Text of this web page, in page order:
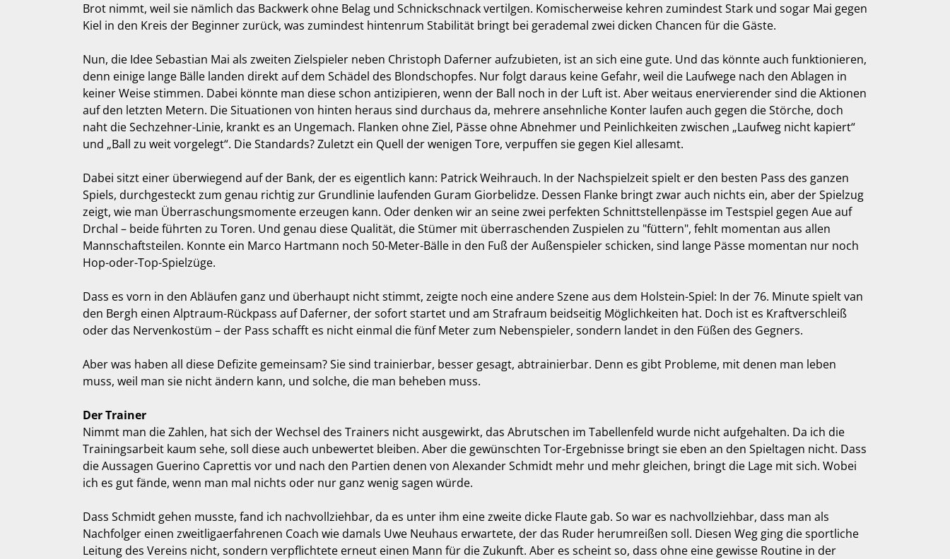
Brot nimmt, weil sie nämlich das Backwerk ohne Belag und Schnickschnack vertilgen. Komischerweise kehren zumindest Stark und sogar Mai gegen
Kiel in den Kreis der Beginner zurück, was zumindest hintenrum Stabilität bringt bei gerademal zwei dicken Chancen für die Gäste.
Nun, die Idee Sebastian Mai als zweiten Zielspieler neben Christoph Daferner aufzubieten, ist an sich eine gute. Und das könnte auch funktionieren,
denn einige lange Bälle landen direkt auf dem Schädel des Blondschopfes. Nur folgt daraus keine Gefahr, weil die Laufwege nach den Ablagen in
keiner Weise stimmen. Dabei könnte man diese schon antizipieren, wenn der Ball noch in der Luft ist. Aber weitaus enervierender sind die Aktionen
auf den letzten Metern. Die Situationen von hinten heraus sind durchaus da, mehrere ansehnliche Konter laufen auch gegen die Störche, doch
naht die Sechzehner-Linie, krankt es an Ungemach. Flanken ohne Ziel, Pässe ohne Abnehmer und Peinlichkeiten zwischen „Laufweg nicht kapiert“
und „Ball zu weit vorgelegt“. Die Standards? Zuletzt ein Quell der wenigen Tore, verpuffen sie gegen Kiel allesamt.
Dabei sitzt einer überwiegend auf der Bank, der es eigentlich kann: Patrick Weihrauch. In der Nachspielzeit spielt er den besten Pass des ganzen
Spiels, durchgesteckt zum genau richtig zur Grundlinie laufenden Guram Giorbelidze. Dessen Flanke bringt zwar auch nichts ein, aber der Spielzug
zeigt, wie man Überraschungsmomente erzeugen kann. Oder denken wir an seine zwei perfekten Schnittstellenpässe im Testspiel gegen Aue auf
Drchal – beide führten zu Toren. Und genau diese Qualität, die Stümer mit überraschenden Zuspielen zu "füttern", fehlt momentan aus allen
Mannschaftsteilen. Konnte ein Marco Hartmann noch 50-Meter-Bälle in den Fuß der Außenspieler schicken, sind lange Pässe momentan nur noch
Hop-oder-Top-Spielzüge.
Dass es vorn in den Abläufen ganz und überhaupt nicht stimmt, zeigte noch eine andere Szene aus dem Holstein-Spiel: In der 76. Minute spielt van
den Bergh einen Alptraum-Rückpass auf Daferner, der sofort startet und am Strafraum beidseitig Möglichkeiten hat. Doch ist es Kraftverschleiß
oder das Nervenkostüm – der Pass schafft es nicht einmal die fünf Meter zum Nebenspieler, sondern landet in den Füßen des Gegners.
Aber was haben all diese Defizite gemeinsam? Sie sind trainierbar, besser gesagt, abtrainierbar. Denn es gibt Probleme, mit denen man leben
muss, weil man sie nicht ändern kann, und solche, die man beheben muss.
Der Trainer
Nimmt man die Zahlen, hat sich der Wechsel des Trainers nicht ausgewirkt, das Abrutschen im Tabellenfeld wurde nicht aufgehalten. Da ich die
Trainingsarbeit kaum sehe, soll diese auch unbewertet bleiben. Aber die gewünschten Tor-Ergebnisse bringt sie eben an den Spieltagen nicht. Dass
die Aussagen Guerino Caprettis vor und nach den Partien denen von Alexander Schmidt mehr und mehr gleichen, bringt die Lage mit sich. Wobei
ich es gut fände, wenn man mal nichts oder nur ganz wenig sagen würde.
Dass Schmidt gehen musste, fand ich nachvollziehbar, da es unter ihm eine zweite dicke Flaute gab. So war es nachvollziehbar, dass man als
Nachfolger einen zweitligaerfahrenen Coach wie damals Uwe Neuhaus erwartete, der das Ruder herumreißen soll. Diesen Weg ging die sportliche
Leitung des Vereins nicht, sondern verpflichtete erneut einen Mann für die Zukunft. Aber es scheint so, dass ohne eine gewisse Routine in der